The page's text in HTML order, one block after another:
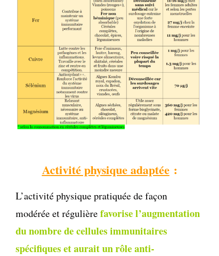
Activité physique adaptée :
L’activité physique pratiquée de façon
modérée et régulièrefavorise l’augmentation
du nombre de cellules immunitaires
spécifiques et aurait un rôle anti-